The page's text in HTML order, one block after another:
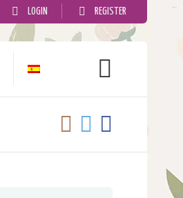
LOGIN REGISTER